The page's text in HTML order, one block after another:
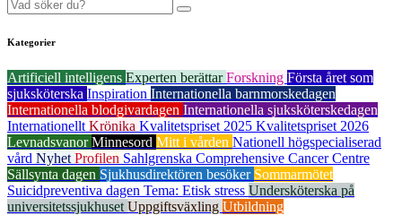
Kategorier
Artificiell intelligens Experten berättarForskning Första året som
sjuksköterska Inspiration Internationella barnmorskedagen
Internationella blodgivardagen Internationella sjuksköterskedagen
Internationellt Krönika Kvalitetspriset 2025 Kvalitetspriset 2026
LevnadsvanorMinnesord Mitt i vården Nationell högspecialiserad
vård Nyhet Profilen Sahlgrenska Comprehensive Cancer Centre
Sällsynta dagen Sjukhusdirektören besöker Sommarmötet
Suicidpreventiva dagen Tema: Etisk stress Undersköterska på
universitetssjukhuset Uppgiftsväxling Utbildning